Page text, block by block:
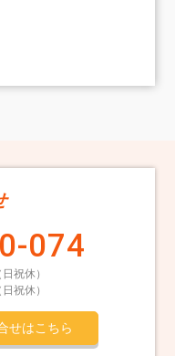
074
祝休）
祝休）
せはこちら